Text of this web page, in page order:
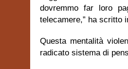
dovremmo far loro
telecamere,” ha scritto
Questa mentalità
radicato sistema di